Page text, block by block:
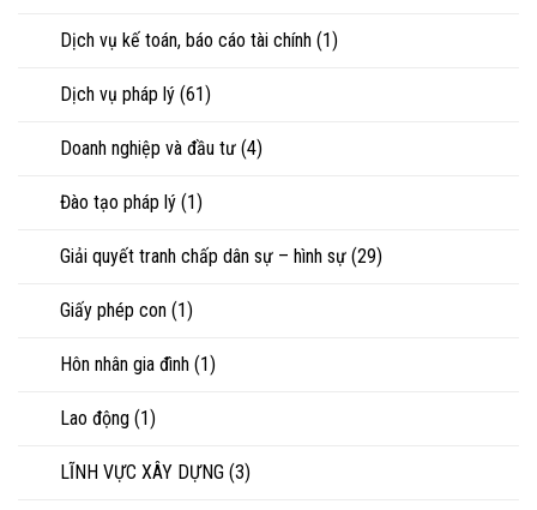
chấp
Dịch vụ kế toán, báo cáo tài chính (1)
Dịch vụ pháp lý (61)
Doanh nghiệp và đầu tư (4)
Đào tạo pháp lý (1)
Giải quyết tranh chấp dân sự – hình sự (29)
Giấy phép con (1)
Hôn nhân gia đình (1)
Lao động (1)
LĨNH VỰC XÂY DỰNG (3)